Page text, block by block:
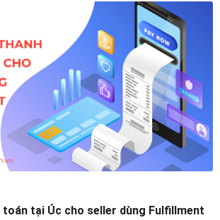
tại Úc cho seller dùng Fulfillment